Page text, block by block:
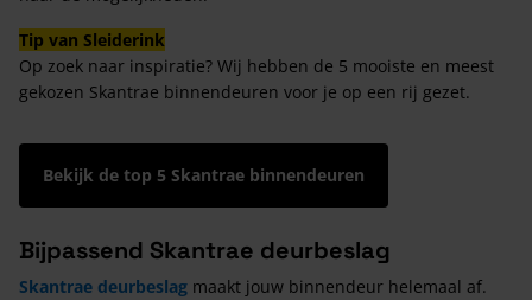
Tip van Sleiderink
Op zoek naar inspiratie? Wij hebben de 5 mooiste en meest
gekozen Skantrae binnendeuren voor je op een rij gezet.
Bekijk de top 5 Skantrae binnendeuren
Bijpassend Skantrae deurbeslag
Skantrae deurbeslag maakt jouw binnendeur helemaal af.